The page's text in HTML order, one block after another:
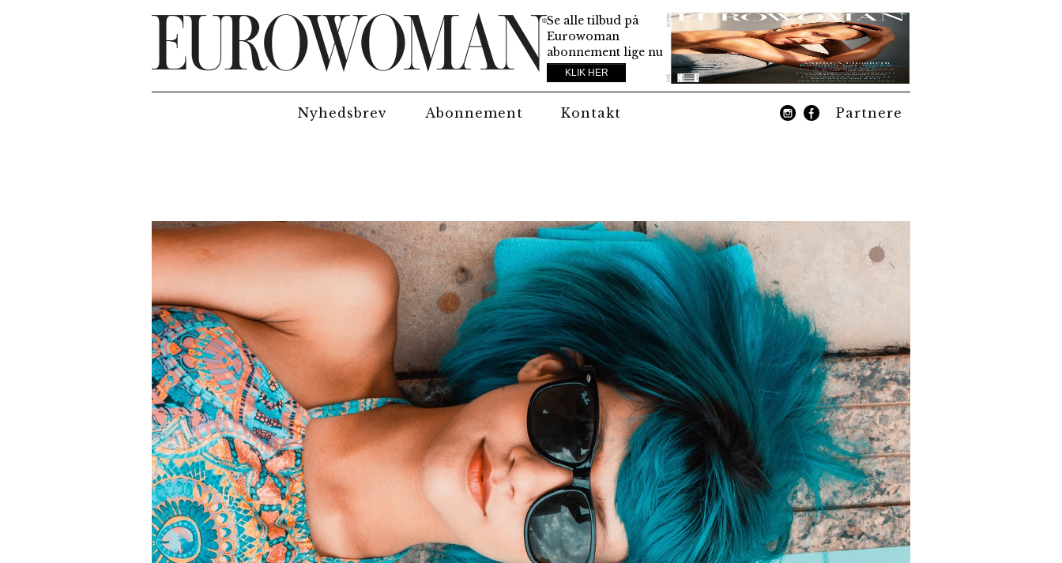
Se alle tilbud på
Eurowoman
abonnement lige nu
KLIK HER
Nyhedsbrev Abonnement Kontakt Partnere